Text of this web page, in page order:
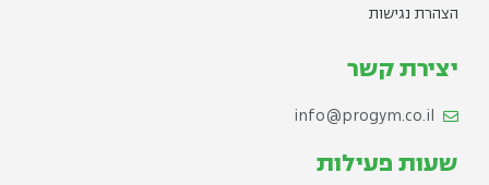
הצהרת נגישות
יצירת קשר
info@progym.co.il
שעות פעילות